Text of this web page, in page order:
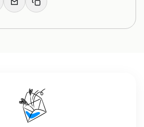
Email Copy link